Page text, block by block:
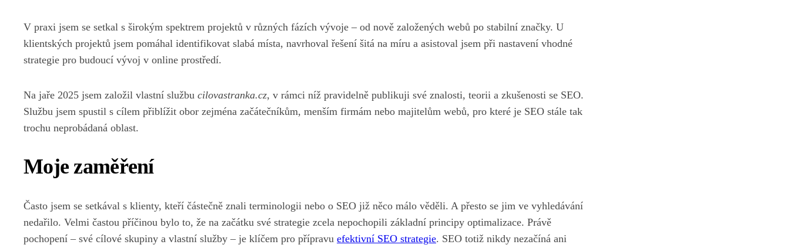
V praxi jsem se setkal s širokým spektrem projektů v různých fázích vývoje – od nově založených webů po stabilní značky. U
klientských projektů jsem pomáhal identifikovat slabá místa, navrhoval řešení šitá na míru a asistoval jsem při nastavení vhodné
strategie pro budoucí vývoj v online prostředí.
Na jaře 2025 jsem založil vlastní službu cilovastranka.cz, v rámci níž pravidelně publikuji své znalosti, teorii a zkušenosti se SEO.
Službu jsem spustil s cílem přiblížit obor zejména začátečníkům, menším firmám nebo majitelům webů, pro které je SEO stále tak
trochu neprobádaná oblast.
Moje zaměření
Často jsem se setkával s klienty, kteří částečně znali terminologii nebo o SEO již něco málo věděli. A přesto se jim ve vyhledávání
nedařilo. Velmi častou příčinou bylo to, že na začátku své strategie zcela nepochopili základní principy optimalizace. Právě
pochopení – své cílové skupiny a vlastní služby – je klíčem pro přípravu efektivní SEO strategie. SEO totiž nikdy nezačíná ani